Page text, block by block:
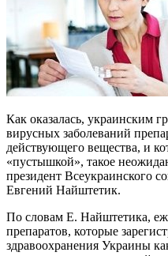
Как оказалась, украинским
вирусных заболеваний
действующего вещества, и
«пустышкой», такое
президент Всеукраинского
Евгений Найштетик.
По словам Е. Найштетика,
препаратов, которые
здравоохранения Украины